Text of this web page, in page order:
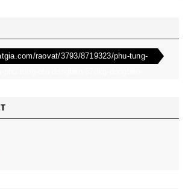
raovat/3793/8719323/phu-tung-